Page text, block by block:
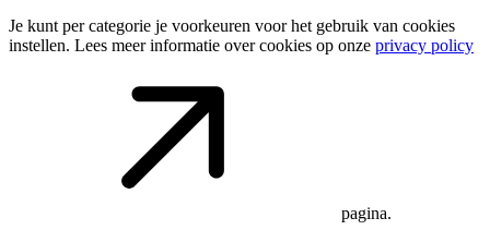
Je kunt per categorie je voorkeuren voor het gebruik van cookies
instellen. Lees meer informatie over cookies op onze privacy policy
pagina.